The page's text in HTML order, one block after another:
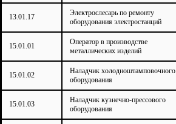
13.01.17
Электрослесарь по ремонту
оборудования электростанций
15.01.01
Оператор в производстве
металлических изделий
15.01.02
Наладчик холодноштамповочного
оборудования
15.01.03
Наладчик кузнечно-прессового
оборудования